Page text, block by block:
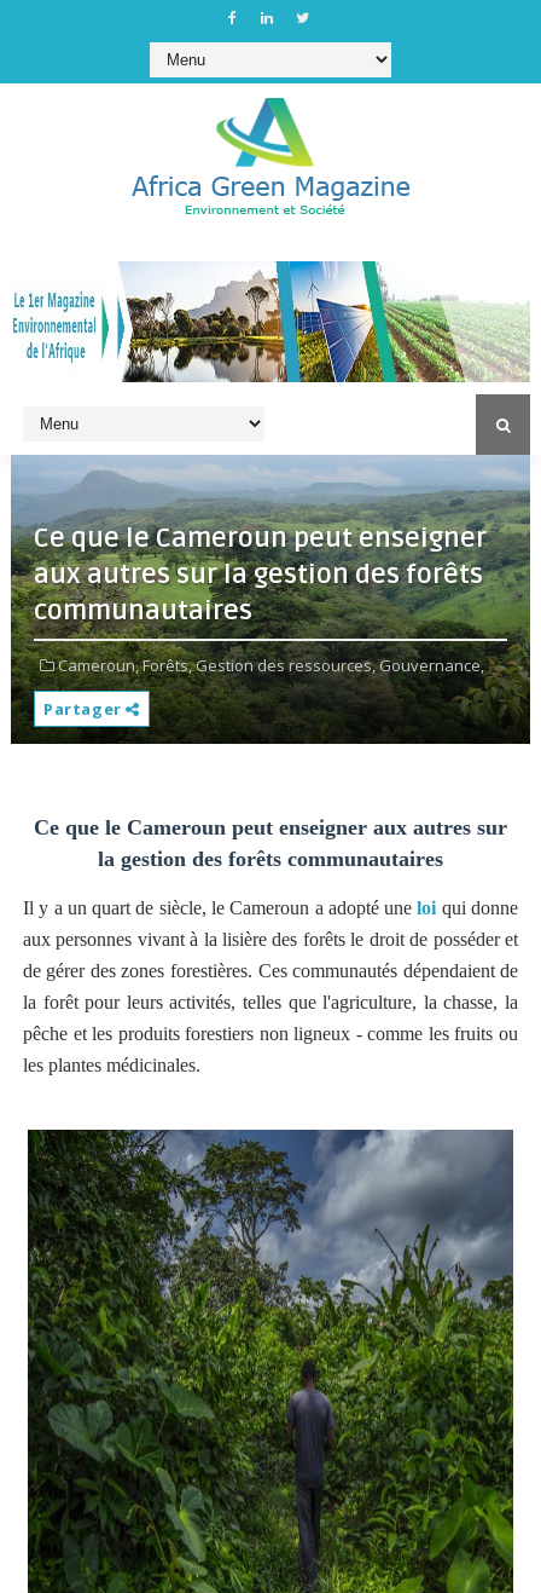
Ce que le Cameroun peut enseigner
aux autres sur la gestion des forêts
communautaires
Cameroun,Forêts,Gestion des ressources,Gouvernance,
Partager
Ce que le Cameroun peut enseigner aux autres sur
la gestion des forêts communautaires
Il y a un quart de siècle, le Cameroun a adopté uneloi qui donne
aux personnes vivant à la lisière des forêts le droit de posséder et
de gérer des zones forestières. Ces communautés dépendaient de
la forêt pour leurs activités, telles que l'agriculture, la chasse, la
pêche et les produits forestiers non ligneux - comme les fruits ou
les plantes médicinales.